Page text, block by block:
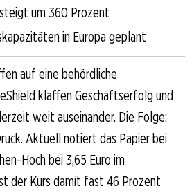
um 360 Prozent
in Europa geplant
auf eine behördliche
klaffen Geschäftserfolg und
weit auseinander. Die Folge:
Aktuell notiert das Papier bei
Hoch bei 3,65 Euro im
der Kurs damit fast 46 Prozent